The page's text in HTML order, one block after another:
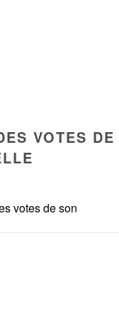
VOTES DE
votes de son